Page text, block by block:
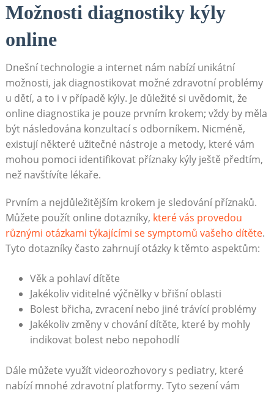
Možnosti diagnostiky kýly
online
Dnešní technologie a internet nám nabízí unikátní
možnosti, jak diagnostikovat možné zdravotní problémy
u dětí, a to i v případě kýly. Je důležité si uvědomit, že
online diagnostika je pouze prvním krokem; vždy by měla
být následována konzultací s odborníkem. Nicméně,
existují některé užitečné nástroje a metody, které vám
mohou pomoci identifikovat příznaky kýly ještě předtím,
než navštívíte lékaře.
Prvním a nejdůležitějším krokem je sledování příznaků.
Můžete použít online dotazníky, které vás provedou
různými otázkami týkajícími se symptomů vašeho dítěte.
Tyto dotazníky často zahrnují otázky k těmto aspektům:
Věk a pohlaví dítěte
Jakékoliv viditelné výčnělky v břišní oblasti
Bolest břicha, zvracení nebo jiné trávící problémy
Jakékoliv změny v chování dítěte, které by mohly
indikovat bolest nebo nepohodlí
Dále můžete využít videorozhovory s pediatry, které
nabízí mnohé zdravotní platformy. Tyto sezení vám